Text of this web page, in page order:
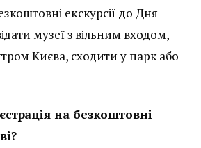
екскурсії до Дня
музеї з вільним входом,
Києва, сходити у парк або
на безкоштовні